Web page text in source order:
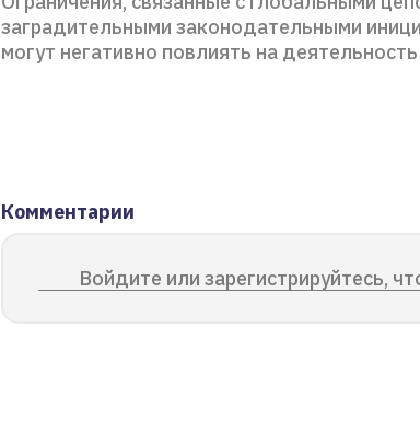
заградительными законодательными
могут негативно повлиять на
Комментарии
Войдите или зарегистрируйтесь,